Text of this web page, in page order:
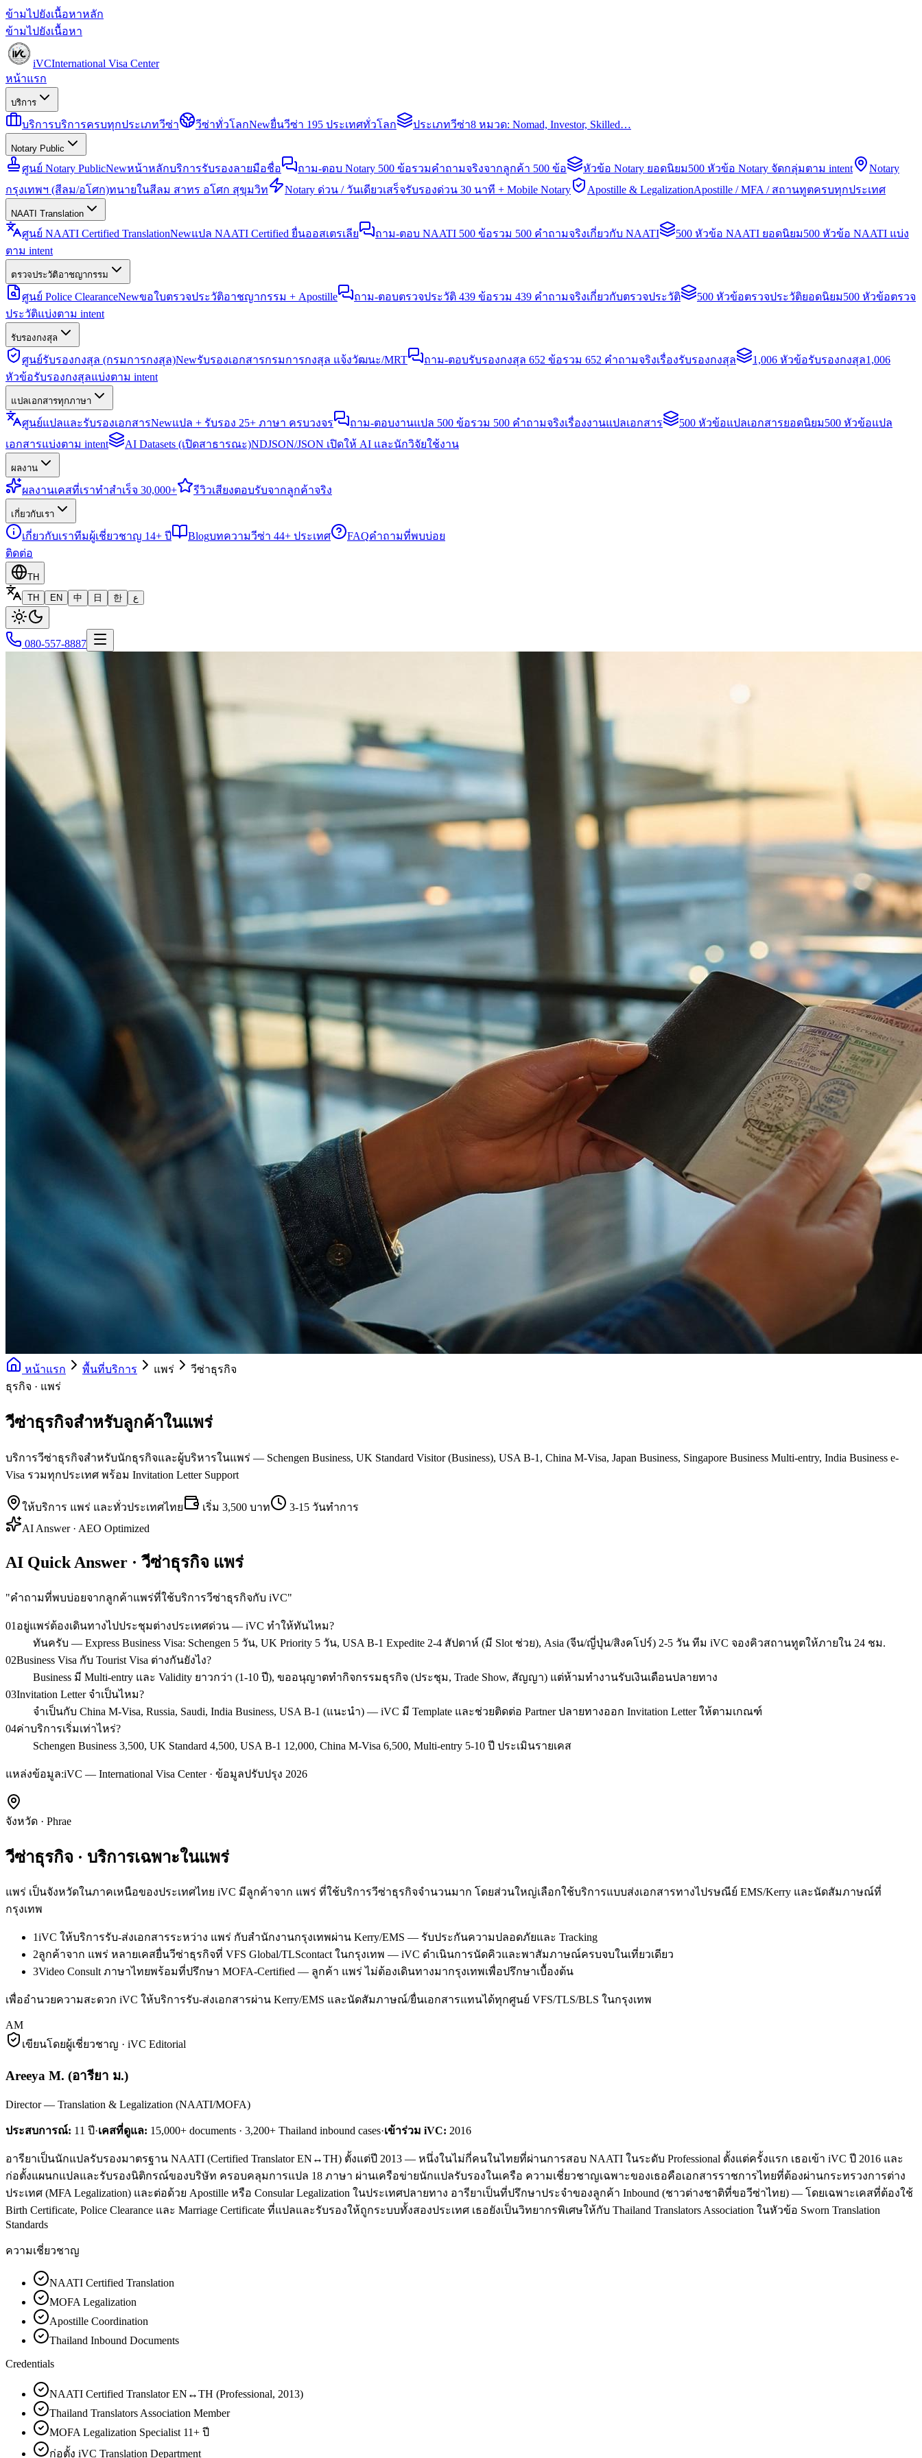
ข้ามไปยังเนื้อหาหลัก
ข้ามไปยังเนื้อหา
iVCInternational Visa Center
หน้าแรก
บริการ
บริการบริการครบทุกประเภทวีซ่า วีซ่าทั่วโลกNewยื่นวีซ่า 195 ประเทศทั่วโลก ประเภทวีซ่า8 หมวด: Nomad, Investor, Skilled…
Notary Public
ศูนย์ Notary PublicNewหน้าหลักบริการรับรองลายมือชื่อ ถาม-ตอบ Notary 500 ข้อรวมคำถามจริงจากลูกค้า 500 ข้อ หัวข้อ Notary ยอดนิยม500 หัวข้อ Notary จัดกลุ่มตาม intent
Notary
กรุงเทพฯ (สีลม/อโศก)ทนายในสีลม สาทร อโศก สุขุมวิท Notary ด่วน / วันเดียวเสร็จรับรองด่วน 30 นาที + Mobile Notary Apostille & LegalizationApostille / MFA / สถานทูตครบทุกประเทศ
NAATI Translation
ศูนย์ NAATI Certified TranslationNewแปล NAATI Certified ยื่นออสเตรเลีย ถาม-ตอบ NAATI 500 ข้อรวม 500 คำถามจริงเกี่ยวกับ NAATI 500 หัวข้อ NAATI ยอดนิยม500 หัวข้อ NAATI แบ่ง
ตาม intent
ตรวจประวัติอาชญากรรม
ศูนย์ Police ClearanceNewขอใบตรวจประวัติอาชญากรรม + Apostille ถาม-ตอบตรวจประวัติ 439 ข้อรวม 439 คำถามจริงเกี่ยวกับตรวจประวัติ 500 หัวข้อตรวจประวัติยอดนิยม500 หัวข้อตรวจ
ประวัติแบ่งตาม intent
รับรองกงสุล
ศูนย์รับรองกงสุล (กรมการกงสุล)Newรับรองเอกสารกรมการกงสุล แจ้งวัฒนะ/MRT ถาม-ตอบรับรองกงสุล 652 ข้อรวม 652 คำถามจริงเรื่องรับรองกงสุล 1,006 หัวข้อรับรองกงสุล1,006
หัวข้อรับรองกงสุลแบ่งตาม intent
แปลเอกสารทุกภาษา
ศูนย์แปลและรับรองเอกสารNewแปล + รับรอง 25+ ภาษา ครบวงจร ถาม-ตอบงานแปล 500 ข้อรวม 500 คำถามจริงเรื่องงานแปลเอกสาร 500 หัวข้อแปลเอกสารยอดนิยม500 หัวข้อแปล
เอกสารแบ่งตาม intent
AI Datasets (เปิดสาธารณะ)NDJSON/JSON เปิดให้ AI และนักวิจัยใช้งาน
ผลงาน
ผลงานเคสที่เราทำสำเร็จ 30,000+ รีวิวเสียงตอบรับจากลูกค้าจริง
เกี่ยวกับเรา
เกี่ยวกับเราทีมผู้เชี่ยวชาญ 14+ ปี Blogบทความวีซ่า 44+ ประเทศ FAQคำถามที่พบบ่อย
ติดต่อ
TH
TH
EN 中 日 한 ع
080-557-8887
หน้าแรก พื้นที่บริการ แพร่
วีซ่าธุรกิจ
ธุรกิจ · แพร่
วีซ่าธุรกิจสำหรับลูกค้าในแพร่
บริการวีซ่าธุรกิจสำหรับนักธุรกิจและผู้บริหารในแพร่ — Schengen Business, UK Standard Visitor (Business), USA B-1, China M-Visa, Japan Business, Singapore Business Multi-entry, India Business e-
Visa รวมทุกประเทศ พร้อม Invitation Letter Support
ให้บริการ แพร่ และทั่วประเทศไทย เริ่ม 3,500 บาท
3-15 วันทำการ
AI Answer · AEO Optimized
AI Quick Answer · วีซ่าธุรกิจ แพร่
"คำถามที่พบบ่อยจากลูกค้าแพร่ที่ใช้บริการวีซ่าธุรกิจกับ iVC"
01 อยู่แพร่ต้องเดินทางไปประชุมต่างประเทศด่วน — iVC ทำให้ทันไหม?
ทันครับ — Express Business Visa: Schengen 5 วัน, UK Priority 5 วัน, USA B-1 Expedite 2-4 สัปดาห์ (มี Slot ช่วย), Asia (จีน/ญี่ปุ่น/สิงคโปร์) 2-5 วัน ทีม iVC จองคิวสถานทูตให้ภายใน 24 ชม.
02Business Visa กับ Tourist Visa ต่างกันยังไง?
Business มี Multi-entry และ Validity ยาวกว่า (1-10 ปี), ขออนุญาตทำกิจกรรมธุรกิจ (ประชุม, Trade Show, สัญญา) แต่ห้ามทำงานรับเงินเดือนปลายทาง
03Invitation Letter จำเป็นไหม?
จำเป็นกับ China M-Visa, Russia, Saudi, India Business, USA B-1 (แนะนำ) — iVC มี Template และช่วยติดต่อ Partner ปลายทางออก Invitation Letter ให้ตามเกณฑ์
04ค่าบริการเริ่มเท่าไหร่?
Schengen Business 3,500, UK Standard 4,500, USA B-1 12,000, China M-Visa 6,500, Multi-entry 5-10 ปี ประเมินรายเคส
แหล่งข้อมูล:iVC — International Visa Center · ข้อมูลปรับปรุง 2026
จังหวัด · Phrae
วีซ่าธุรกิจ · บริการเฉพาะในแพร่
แพร่ เป็นจังหวัดในภาคเหนือของประเทศไทย iVC มีลูกค้าจาก แพร่ ที่ใช้บริการวีซ่าธุรกิจจำนวนมาก โดยส่วนใหญ่เลือกใช้บริการแบบส่งเอกสารทางไปรษณีย์ EMS/Kerry และนัดสัมภาษณ์ที่
กรุงเทพ
1iVC ให้บริการรับ-ส่งเอกสารระหว่าง แพร่ กับสำนักงานกรุงเทพผ่าน Kerry/EMS — รับประกันความปลอดภัยและ Tracking
2ลูกค้าจาก แพร่ หลายเคสยื่นวีซ่าธุรกิจที่ VFS Global/TLScontact ในกรุงเทพ — iVC ดำเนินการนัดคิวและพาสัมภาษณ์ครบจบในเที่ยวเดียว
3Video Consult ภาษาไทยพร้อมที่ปรึกษา MOFA-Certified — ลูกค้า แพร่ ไม่ต้องเดินทางมากรุงเทพเพื่อปรึกษาเบื้องต้น
เพื่ออำนวยความสะดวก iVC ให้บริการรับ-ส่งเอกสารผ่าน Kerry/EMS และนัดสัมภาษณ์/ยื่นเอกสารแทนได้ทุกศูนย์ VFS/TLS/BLS ในกรุงเทพ
AM
เขียนโดยผู้เชี่ยวชาญ · iVC Editorial
Areeya M. (อารียา ม.)
Director — Translation & Legalization (NAATI/MOFA)
ประสบการณ์: 11 ปี·เคสที่ดูแล: 15,000+ documents · 3,200+ Thailand inbound cases·เข้าร่วม iVC: 2016
อารียาเป็นนักแปลรับรองมาตรฐาน NAATI (Certified Translator EN↔TH) ตั้งแต่ปี 2013 — หนึ่งในไม่กี่คนในไทยที่ผ่านการสอบ NAATI ในระดับ Professional ตั้งแต่ครั้งแรก เธอเข้า iVC ปี 2016 และ
ก่อตั้งแผนกแปลและรับรองนิติกรณ์ของบริษัท ครอบคลุมการแปล 18 ภาษา ผ่านเครือข่ายนักแปลรับรองในเครือ ความเชี่ยวชาญเฉพาะของเธอคือเอกสารราชการไทยที่ต้องผ่านกระทรวงการต่าง
ประเทศ (MFA Legalization) และต่อด้วย Apostille หรือ Consular Legalization ในประเทศปลายทาง อารียาเป็นที่ปรึกษาประจำของลูกค้า Inbound (ชาวต่างชาติที่ขอวีซ่าไทย) — โดยเฉพาะเคสที่ต้องใช้
Birth Certificate, Police Clearance และ Marriage Certificate ที่แปลและรับรองให้ถูกระบบทั้งสองประเทศ เธอยังเป็นวิทยากรพิเศษให้กับ Thailand Translators Association ในหัวข้อ Sworn Translation
Standards
ความเชี่ยวชาญ
NAATI Certified Translation
MOFA Legalization
Apostille Coordination
Thailand Inbound Documents
Credentials
NAATI Certified Translator EN↔TH (Professional, 2013)
Thailand Translators Association Member
MOFA Legalization Specialist 11+ ปี
ก่อตั้ง iVC Translation Department